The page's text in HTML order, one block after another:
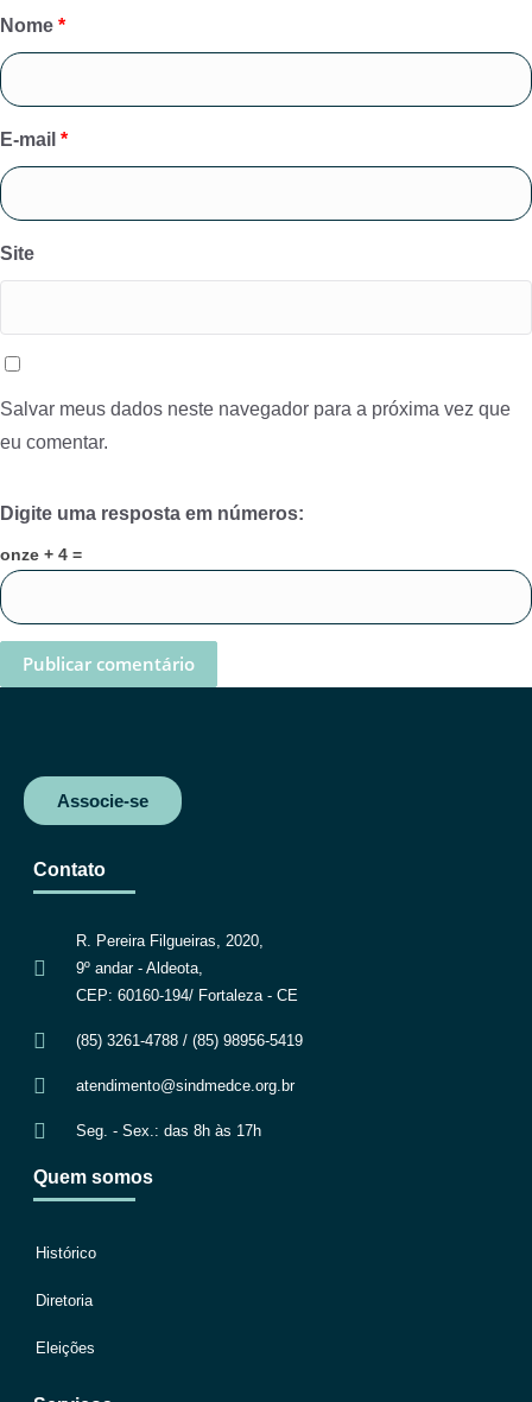
Nome *
E-mail *
Site
Salvar meus dados neste navegador para a próxima vez que
eu comentar.
Digite uma resposta em números:
onze + 4 =
Associe-se
Contato
R. Pereira Filgueiras, 2020,
9º andar - Aldeota,
CEP: 60160-194/ Fortaleza - CE
(85) 3261-4788 / (85) 98956-5419
atendimento@sindmedce.org.br
Seg. - Sex.: das 8h às 17h
Quem somos
Histórico
Diretoria
Eleições